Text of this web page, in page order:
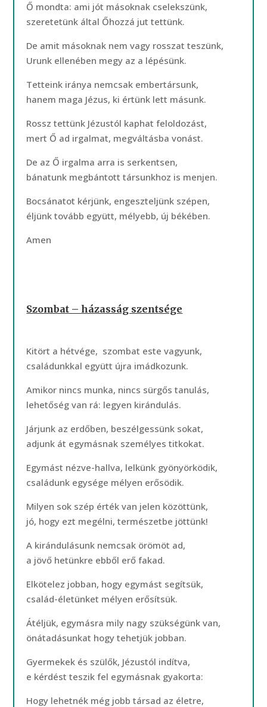
Ő mondta: ami jót másoknak cselekszünk,
szeretetünk által Őhozzá jut tettünk.
De amit másoknak nem vagy rosszat teszünk,
Urunk ellenében megy az a lépésünk.
Tetteink iránya nemcsak embertársunk,
hanem maga Jézus, ki értünk lett másunk.
Rossz tettünk Jézustól kaphat feloldozást,
mert Ő ad irgalmat, megváltásba vonást.
De az Ő irgalma arra is serkentsen,
bánatunk megbántott társunkhoz is menjen.
Bocsánatot kérjünk, engeszteljünk szépen,
éljünk tovább együtt, mélyebb, új békében.
Amen
Szombat – házasság szentsége
Kitört a hétvége, szombat este vagyunk,
családunkkal együtt újra imádkozunk.
Amikor nincs munka, nincs sürgős tanulás,
lehetőség van rá: legyen kirándulás.
Járjunk az erdőben, beszélgessünk sokat,
adjunk át egymásnak személyes titkokat.
Egymást nézve-hallva, lelkünk gyönyörködik,
családunk egysége mélyen erősödik.
Milyen sok szép érték van jelen közöttünk,
jó, hogy ezt megélni, természetbe jöttünk!
A kirándulásunk nemcsak örömöt ad,
a jövő hetünkre ebből erő fakad.
Elkötelez jobban, hogy egymást segítsük,
család-életünket mélyen erősítsük.
Átéljük, egymásra mily nagy szükségünk van,
önátadásunkat hogy tehetjük jobban.
Gyermekek és szülők, Jézustól indítva,
e kérdést teszik fel egymásnak gyakorta:
Hogy lehetnék még jobb társad az életre,